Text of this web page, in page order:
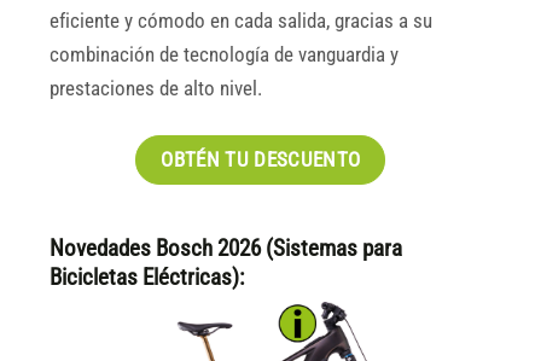
eficiente y cómodo en cada salida, gracias a su
combinación de tecnología de vanguardia y
prestaciones de alto nivel.
OBTÉN TU DESCUENTO
Novedades Bosch 2026 (Sistemas para
Bicicletas Eléctricas):